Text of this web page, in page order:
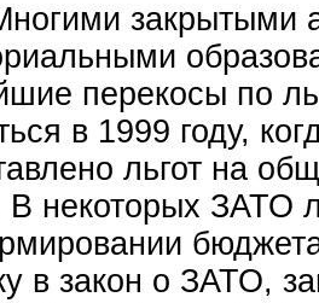
закрытыми
перекосы по
в 1999 году,
льгот на
В некоторых ЗАТО
в закон о ЗАТО,